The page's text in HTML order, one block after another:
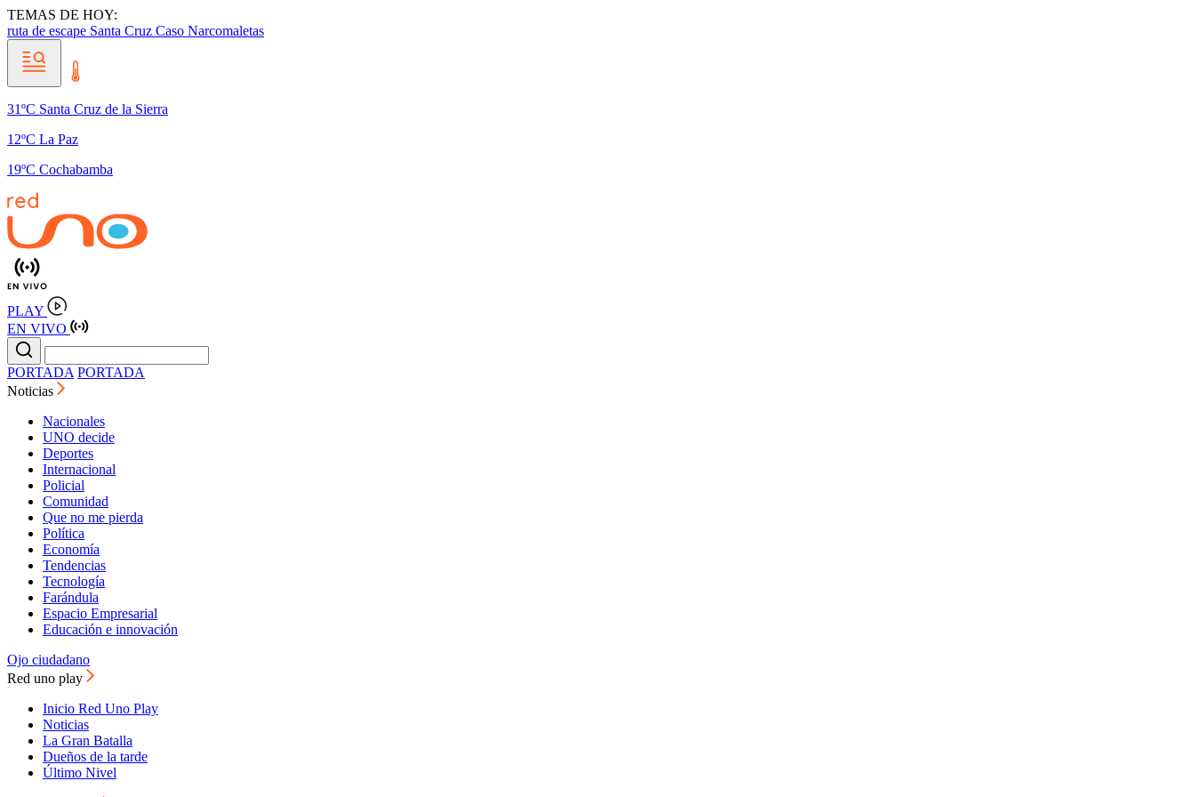
TEMAS DE HOY:
ruta de escape Santa Cruz Caso Narcomaletas
31ºC Santa Cruz de la Sierra
12ºC La Paz
19ºC Cochabamba
PLAY
EN VIVO
PORTADA PORTADA
Noticias
Nacionales
UNO decide
Deportes
Internacional
Policial
Comunidad
Que no me pierda
Política
Economía
Tendencias
Tecnología
Farándula
Espacio Empresarial
Educación e innovación
Ojo ciudadano
Red uno play
Inicio Red Uno Play
Noticias
La Gran Batalla
Dueños de la tarde
Último Nivel